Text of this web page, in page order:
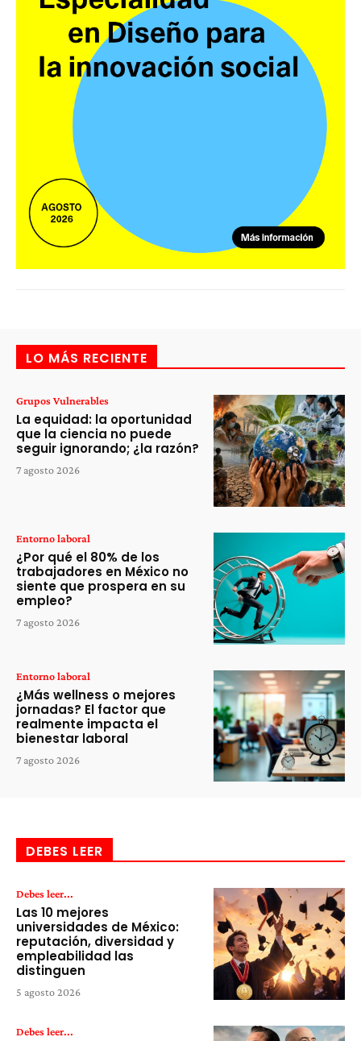
LO MÁS RECIENTE
Grupos Vulnerables
La equidad: la oportunidad
que la ciencia no puede
seguir ignorando; ¿la razón?
7 agosto 2026
Entorno laboral
¿Por qué el 80% de los
trabajadores en México no
siente que prospera en su
empleo?
7 agosto 2026
Entorno laboral
¿Más wellness o mejores
jornadas? El factor que
realmente impacta el
bienestar laboral
7 agosto 2026
DEBES LEER
Debes leer...
Las 10 mejores
universidades de México:
reputación, diversidad y
empleabilidad las
distinguen
5 agosto 2026
Debes leer...